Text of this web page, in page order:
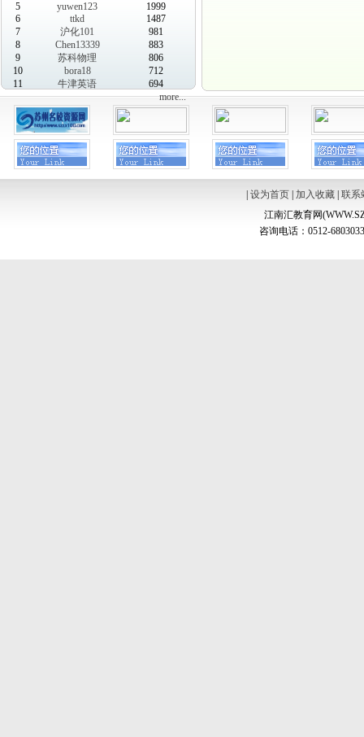
5
yuwen123
1999
6
ttkd
1487
7
沪化101
981
8
Chen13339
883
9
苏科物理
806
10
bora18
712
11
牛津英语
694
more...
设为首页| 加入收藏| 联系
江南汇教育网
咨询电话：0512-